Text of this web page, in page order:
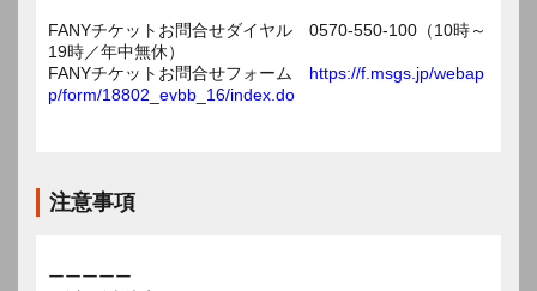
FANYチケットお問合せダイヤル 0570-550-100（10時～
19時／年中無休）
FANYチケットお問合せフォーム https://f.msgs.jp/webap
p/form/18802_evbb_16/index.do
注意事項
ーーーーー